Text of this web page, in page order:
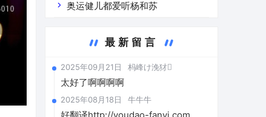
奥运健儿都爱听杨和苏
最新留言
2025年09月21日 杩峰け浼犲
太好了啊啊啊啊
2025年08月18日 牛牛牛